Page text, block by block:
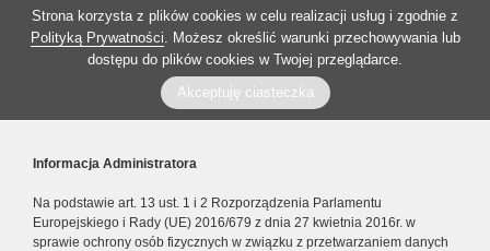
Strona korzysta z plików cookies w celu realizacji usług i zgodnie z
Polityką Prywatności. Możesz określić warunki przechowywania lub
dostępu do plików cookies w Twojej przeglądarce.
Akceptuję ciasteczka
Informacja Administratora
Na podstawie art. 13 ust. 1 i 2 Rozporządzenia Parlamentu
Europejskiego i Rady (UE) 2016/679 z dnia 27 kwietnia 2016r. w
sprawie ochrony osób fizycznych w związku z przetwarzaniem danych